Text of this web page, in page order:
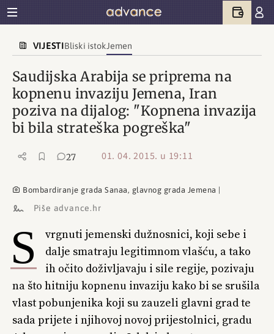
VIJESTIBliski istokJemen
Saudijska Arabija se priprema na
kopnenu invaziju Jemena, Iran
poziva na dijalog: "Kopnena invazija
bi bila strateška pogreška"
27 01. 04. 2015. u 19:11
Bombardiranje grada Sanaa, glavnog grada Jemena |
Piše advance.hr
S
vrgnuti jemenski dužnosnici, koji sebe i
dalje smatraju legitimnom vlašću, a tako
ih očito doživljavaju i sile regije, pozivaju
na što hitniju kopnenu invaziju kako bi se srušila
vlast pobunjenika koji su zauzeli glavni grad te
sada prijete i njihovoj novoj prijestolnici, gradu